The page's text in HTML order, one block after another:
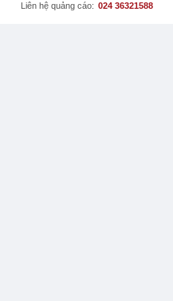
Liên hệ quảng cáo: 024 36321588